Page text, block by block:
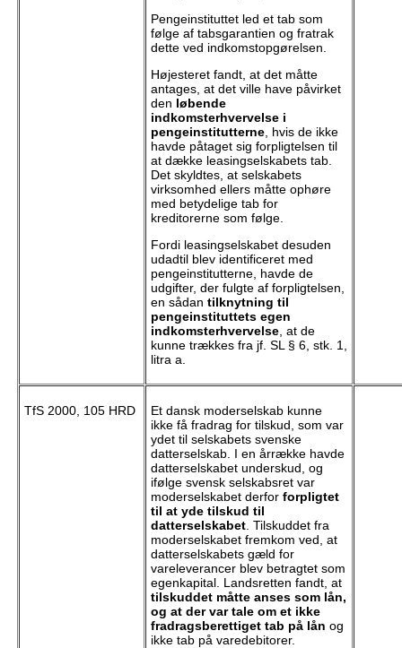
Pengeinstituttet led et tab som
følge af tabsgarantien og fratrak
dette ved indkomstopgørelsen.
Højesteret fandt, at det måtte
antages, at det ville have påvirket
den løbende
indkomsterhvervelse i
pengeinstitutterne, hvis de ikke
havde påtaget sig forpligtelsen til
at dække leasingselskabets tab.
Det skyldtes, at selskabets
virksomhed ellers måtte ophøre
med betydelige tab for
kreditorerne som følge.
Fordi leasingselskabet desuden
udadtil blev identificeret med
pengeinstitutterne, havde de
udgifter, der fulgte af forpligtelsen,
en sådan tilknytning til
pengeinstituttets egen
indkomsterhvervelse, at de
kunne trækkes fra jf. SL § 6, stk. 1,
litra a.
TfS 2000, 105 HRD
Et dansk moderselskab kunne
ikke få fradrag for tilskud, som var
ydet til selskabets svenske
datterselskab. I en årrække havde
datterselskabet underskud, og
ifølge svensk selskabsret var
moderselskabet derfor forpligtet
til at yde tilskud til
datterselskabet. Tilskuddet fra
moderselskabet fremkom ved, at
datterselskabets gæld for
vareleverancer blev betragtet som
egenkapital. Landsretten fandt, at
tilskuddet måtte anses som lån,
og at der var tale om et ikke
fradragsberettiget tab på lån og
ikke tab på varedebitorer.